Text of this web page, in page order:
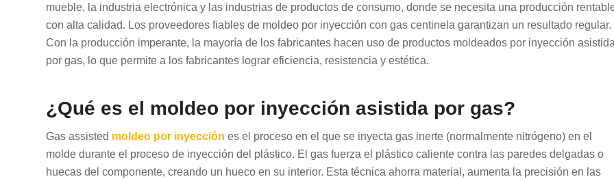
mueble, la industria electrónica y las industrias de productos de consumo, donde se necesita una producción
con alta calidad. Los proveedores fiables de moldeo por inyección con gas centinela garantizan un resultado regular.
Con la producción imperante, la mayoría de los fabricantes hacen uso de productos moldeados por inyección
por gas, lo que permite a los fabricantes lograr eficiencia, resistencia y estética.
¿Qué es el moldeo por inyección asistida por gas?
Gas assisted moldeo por inyección es el proceso en el que se inyecta gas inerte (normalmente nitrógeno) en el
molde durante el proceso de inyección del plástico. El gas fuerza el plástico caliente contra las paredes delgadas o
huecas del componente, creando un hueco en su interior. Esta técnica ahorra material, aumenta la precisión en las